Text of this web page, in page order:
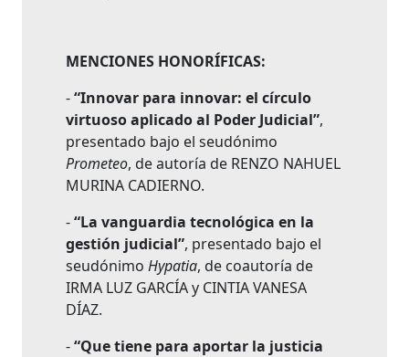
MENCIONES HONORÍFICAS:
-“Innovar para innovar: el círculo
virtuoso aplicado al Poder Judicial”,
presentado bajo el seudónimo
Prometeo, de autoría de RENZO NAHUEL
MURINA CADIERNO.
-“La vanguardia tecnológica en la
gestión judicial”, presentado bajo el
seudónimo Hypatia, de coautoría de
IRMA LUZ GARCÍA y CINTIA VANESA
DÍAZ.
-“Que tiene para aportar la justicia